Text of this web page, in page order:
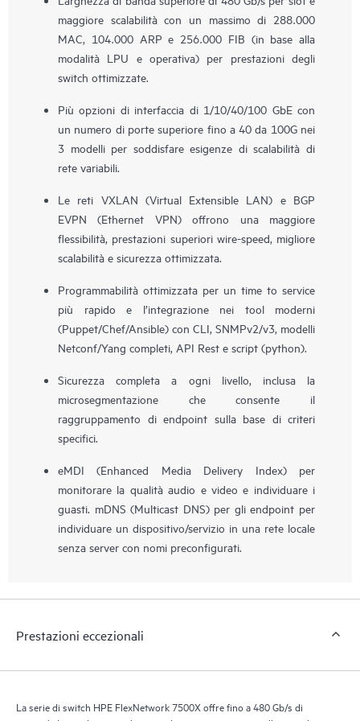
maggiore scalabilità con un massimo di 288.000
MAC, 104.000 ARP e 256.000 FIB (in base alla
modalità LPU e operativa) per prestazioni degli
switch ottimizzate.
Più opzioni di interfaccia di 1/10/40/100 GbE con
un numero di porte superiore fino a 40 da 100G nei
3 modelli per soddisfare esigenze di scalabilità di
rete variabili.
Le reti VXLAN (Virtual Extensible LAN) e BGP
EVPN (Ethernet VPN) offrono una maggiore
flessibilità, prestazioni superiori wire-speed, migliore
scalabilità e sicurezza ottimizzata.
Programmabilità ottimizzata per un time to service
più rapido e l’integrazione nei tool moderni
(Puppet/Chef/Ansible) con CLI, SNMPv2/v3, modelli
Netconf/Yang completi, API Rest e script (python).
Sicurezza completa a ogni livello, inclusa la
microsegmentazione che consente il
raggruppamento di endpoint sulla base di criteri
specifici.
eMDI (Enhanced Media Delivery Index) per
monitorare la qualità audio e video e individuare i
guasti. mDNS (Multicast DNS) per gli endpoint per
individuare un dispositivo/servizio in una rete locale
senza server con nomi preconfigurati.
Prestazioni eccezionali
La serie di switch HPE FlexNetwork 7500X offre fino a 480 Gb/s di